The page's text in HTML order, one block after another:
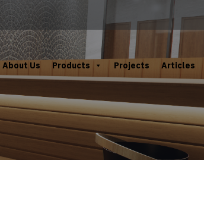
About Us Products Projects Articles